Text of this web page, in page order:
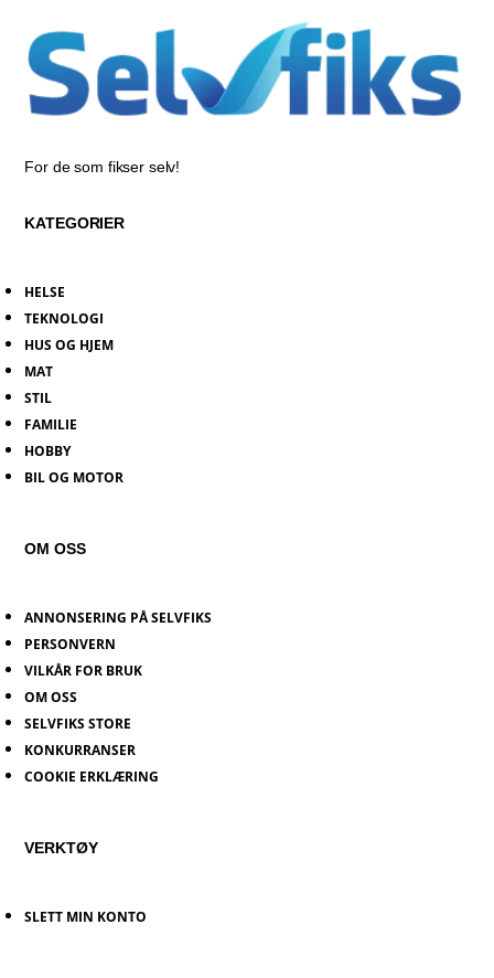
For de som fikser selv!
KATEGORIER
HELSE
TEKNOLOGI
HUS OG HJEM
MAT
STIL
FAMILIE
HOBBY
BIL OG MOTOR
OM OSS
ANNONSERING PÅ SELVFIKS
PERSONVERN
VILKÅR FOR BRUK
OM OSS
SELVFIKS STORE
KONKURRANSER
COOKIE ERKLÆRING
VERKTØY
SLETT MIN KONTO